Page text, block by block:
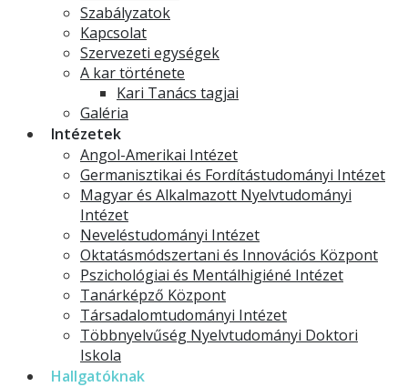
Szabályzatok
Kapcsolat
Szervezeti egységek
A kar története
Kari Tanács tagjai
Galéria
Intézetek
Angol-Amerikai Intézet
Germanisztikai és Fordítástudományi Intézet
Magyar és Alkalmazott Nyelvtudományi
Intézet
Neveléstudományi Intézet
Oktatásmódszertani és Innovációs Központ
Pszichológiai és Mentálhigiéné Intézet
Tanárképző Központ
Társadalomtudományi Intézet
Többnyelvűség Nyelvtudományi Doktori
Iskola
Hallgatóknak